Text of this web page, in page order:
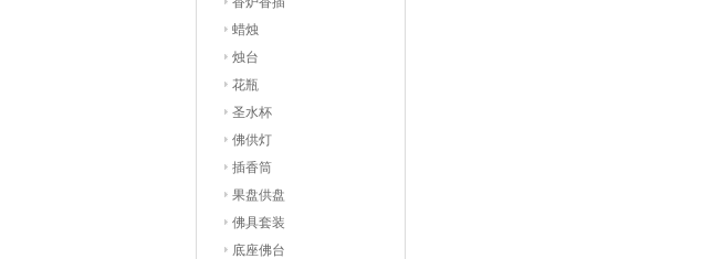
蜡烛
烛台
花瓶
圣水杯
佛供灯
插香筒
果盘供盘
佛具套装
底座佛台